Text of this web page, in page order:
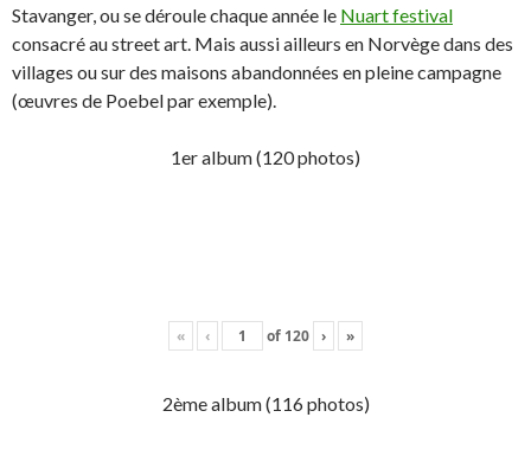
Stavanger, ou se déroule chaque année le Nuart festival
consacré au street art. Mais aussi ailleurs en Norvège dans des
villages ou sur des maisons abandonnées en pleine campagne
(œuvres de Poebel par exemple).
1er album (120 photos)
« ‹ of 120 › »
2ème album (116 photos)